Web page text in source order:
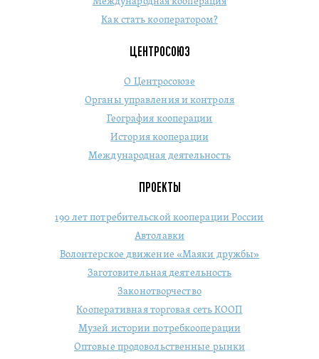
Как стать кооператором?
ЦЕНТРОСОЮЗ
О Центросоюзе
Органы управления и контроля
География кооперации
История кооперации
Международная деятельность
ПРОЕКТЫ
190 лет потребительской кооперации России
Автолавки
Волонтерское движение «Маяки дружбы»
Заготовительная деятельность
Законотворчество
Кооперативная торговая сеть КООП
Музей истории потребкооперации
Оптовые продовольственные рынки